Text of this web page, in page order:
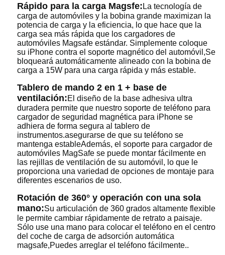
Rápido para la carga Magsfe: La tecnología de
carga de automóviles y la bobina grande maximizan la
potencia de carga y la eficiencia, lo que hace que la
carga sea más rápida que los cargadores de
automóviles Magsafe estándar. Simplemente coloque
su iPhone contra el soporte magnético del automóvil,Se
bloqueará automáticamente alineado con la bobina de
carga a 15W para una carga rápida y más estable.
Tablero de mando 2 en 1 + base de
ventilación:El diseño de la base adhesiva ultra
duradera permite que nuestro soporte de teléfono para
cargador de seguridad magnética para iPhone se
adhiera de forma segura al tablero de
instrumentos.asegurarse de que su teléfono se
mantenga estableAdemás, el soporte para cargador de
automóviles MagSafe se puede montar fácilmente en
las rejillas de ventilación de su automóvil, lo que le
proporciona una variedad de opciones de montaje para
diferentes escenarios de uso.
Rotación de 360° y operación con una sola
mano:Su articulación de 360 grados altamente flexible
le permite cambiar rápidamente de retrato a paisaje.
Sólo use una mano para colocar el teléfono en el centro
del coche de carga de adsorción automática
magsafe,Puedes arreglar el teléfono fácilmente..